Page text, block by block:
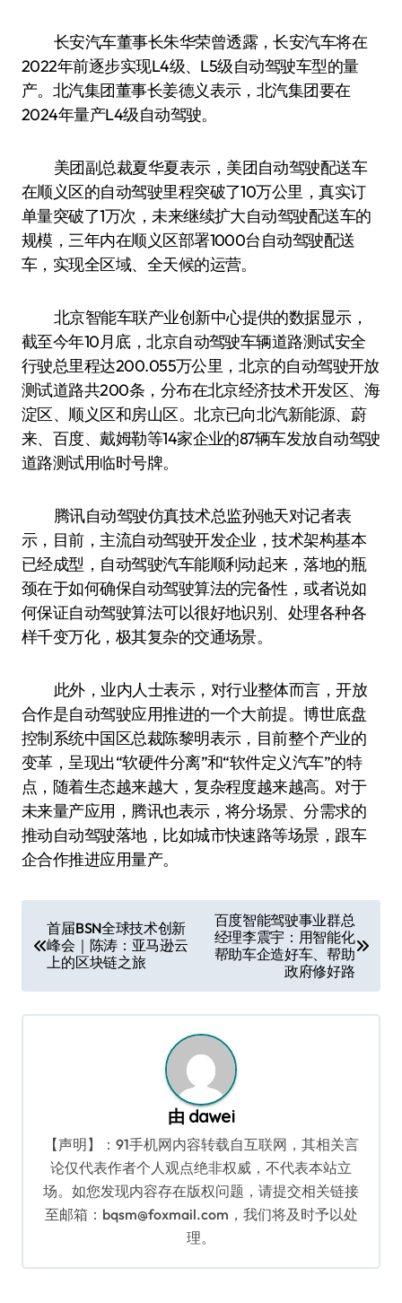
长安汽车董事长朱华荣曾透露，长安汽车将在
2022年前逐步实现L4级、L5级自动驾驶车型的量
产。北汽集团董事长姜德义表示，北汽集团要在
2024年量产L4级自动驾驶。
美团副总裁夏华夏表示，美团自动驾驶配送车
在顺义区的自动驾驶里程突破了10万公里，真实订
单量突破了1万次，未来继续扩大自动驾驶配送车的
规模，三年内在顺义区部署1000台自动驾驶配送
车，实现全区域、全天候的运营。
北京智能车联产业创新中心提供的数据显示，
截至今年10月底，北京自动驾驶车辆道路测试安全
行驶总里程达200.055万公里，北京的自动驾驶开放
测试道路共200条，分布在北京经济技术开发区、海
淀区、顺义区和房山区。北京已向北汽新能源、蔚
来、百度、戴姆勒等14家企业的87辆车发放自动驾驶
道路测试用临时号牌。
腾讯自动驾驶仿真技术总监孙驰天对记者表
示，目前，主流自动驾驶开发企业，技术架构基本
已经成型，自动驾驶汽车能顺利动起来，落地的瓶
颈在于如何确保自动驾驶算法的完备性，或者说如
何保证自动驾驶算法可以很好地识别、处理各种各
样千变万化，极其复杂的交通场景。
此外，业内人士表示，对行业整体而言，开放
合作是自动驾驶应用推进的一个大前提。博世底盘
控制系统中国区总裁陈黎明表示，目前整个产业的
变革，呈现出“软硬件分离”和“软件定义汽车”的特
点，随着生态越来越大，复杂程度越来越高。对于
未来量产应用，腾讯也表示，将分场景、分需求的
推动自动驾驶落地，比如城市快速路等场景，跟车
企合作推进应用量产。
章
首届BSN全球技术创新
峰会｜陈涛：亚马逊云
上的区块链之旅
百度智能驾驶事业群总
经理李震宇：用智能化
帮助车企造好车、帮助
政府修好路
由 dawei
【声明】：91手机网内容转载自互联网，其相关言
论仅代表作者个人观点绝非权威，不代表本站立
场。如您发现内容存在版权问题，请提交相关链接
至邮箱：bqsm@foxmail.com，我们将及时予以处
理。